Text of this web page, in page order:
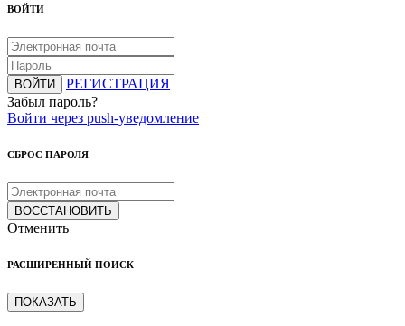
ВОЙТИ
ВОЙТИ
РЕГИСТРАЦИЯ
Забыл пароль?
Войти через push-уведомление
СБРОС ПАРОЛЯ
ВОССТАНОВИТЬ
Отменить
РАСШИРЕННЫЙ ПОИСК
ПОКАЗАТЬ